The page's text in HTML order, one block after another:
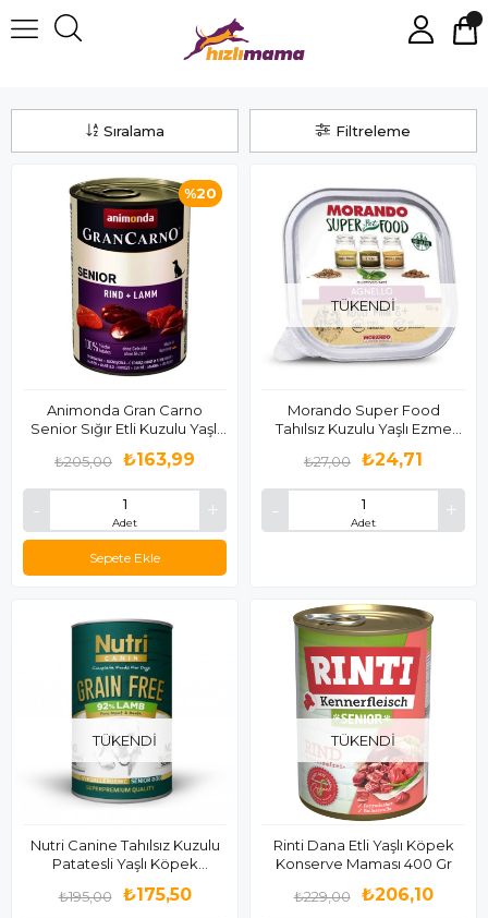
Filtreleme
Sıralama
Animonda Gran Carno
Senior Sığır Etli Kuzulu Yaşlı
Adet
₺163,99
₺205,00
Sepete Ekle
%20
TÜKENDI
Morando Super Food
Tahılsız Kuzulu Yaşlı Ezme
Adet
₺24,71
₺27,00
TÜKENDI
Nutri Canine Tahılsız Kuzulu
Patatesli Yaşlı Köpek
₺175,50
₺195,00
TÜKENDI
Rinti Dana Etli Yaşlı Köpek
Konserve Maması 400 Gr
₺206,10
₺229,00